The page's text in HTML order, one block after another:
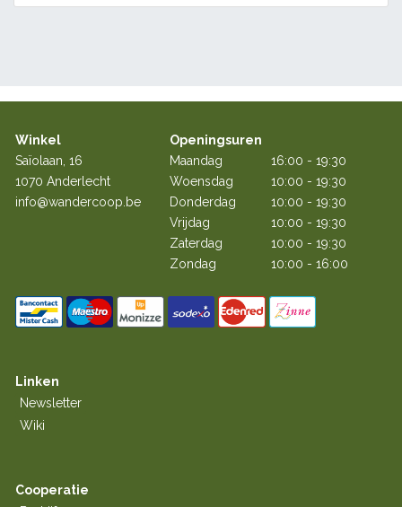
Winkel
Openingsuren
Saïolaan, 16
Maandag
16:00 - 19:30
1070 Anderlecht
Woensdag
10:00 - 19:30
info@wandercoop.be
Donderdag
10:00 - 19:30
Vrijdag
10:00 - 19:30
Zaterdag
10:00 - 19:30
Zondag
10:00 - 16:00
Linken
Newsletter
Wiki
Cooperatie